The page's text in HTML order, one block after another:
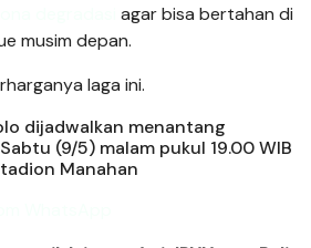
agar bisa bertahan di
musim depan.
laga ini.
dijadwalkan menantang
(9/5) malam pukul 19.00 WIB
Manahan